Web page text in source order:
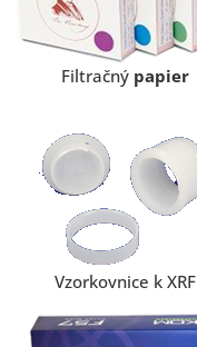
Filtračný papier
Vzorkovnice k XRF